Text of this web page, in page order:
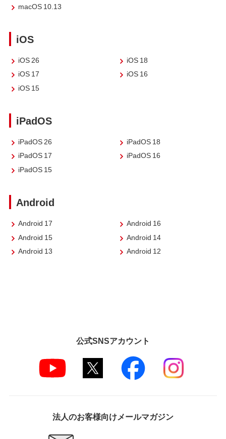
macOS 10.13
iOS
iOS 26
iOS 18
iOS 17
iOS 16
iOS 15
iPadOS
iPadOS 26
iPadOS 18
iPadOS 17
iPadOS 16
iPadOS 15
Android
Android 17
Android 16
Android 15
Android 14
Android 13
Android 12
公式SNSアカウント
法人のお客様向けメールマガジン